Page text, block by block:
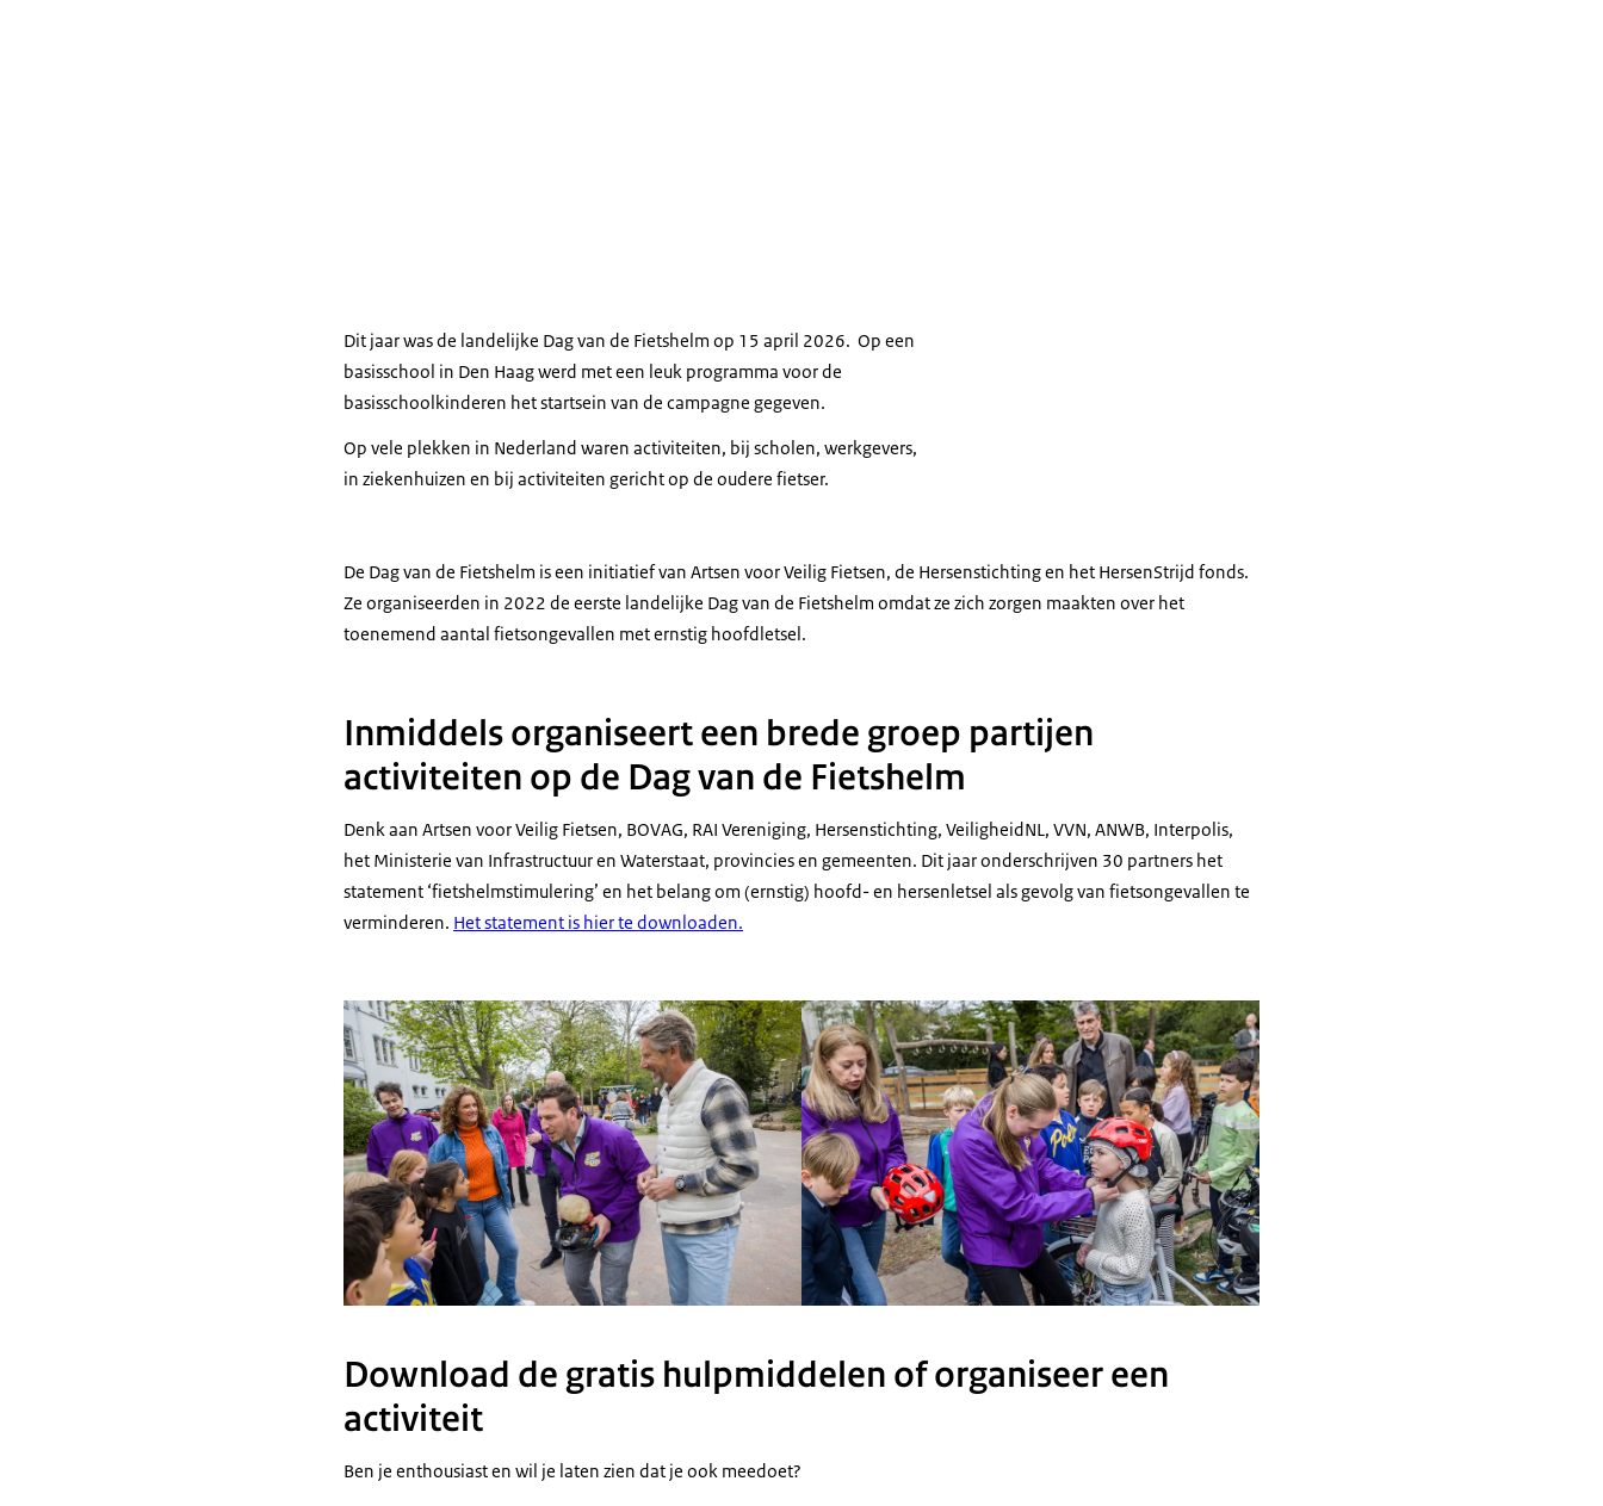
Dit jaar was de landelijke Dag van de Fietshelm op 15 april 2026. Op een
basisschool in Den Haag werd met een leuk programma voor de
basisschoolkinderen het startsein van de campagne gegeven.
Op vele plekken in Nederland waren activiteiten, bij scholen, werkgevers,
in ziekenhuizen en bij activiteiten gericht op de oudere fietser.
De Dag van de Fietshelm is een initiatief van Artsen voor Veilig Fietsen, de Hersenstichting en het HersenStrijd fonds.
Ze organiseerden in 2022 de eerste landelijke Dag van de Fietshelm omdat ze zich zorgen maakten over het
toenemend aantal fietsongevallen met ernstig hoofdletsel.
Inmiddels organiseert een brede groep partijen
activiteiten op de Dag van de Fietshelm
Denk aan Artsen voor Veilig Fietsen, BOVAG, RAI Vereniging, Hersenstichting, VeiligheidNL, VVN, ANWB, Interpolis,
het Ministerie van Infrastructuur en Waterstaat, provincies en gemeenten. Dit jaar onderschrijven 30 partners het
statement ‘fietshelmstimulering’ en het belang om (ernstig) hoofd- en hersenletsel als gevolg van fietsongevallen te
verminderen. Het statement is hier te downloaden.
Download de gratis hulpmiddelen of organiseer een
activiteit
Ben je enthousiast en wil je laten zien dat je ook meedoet?